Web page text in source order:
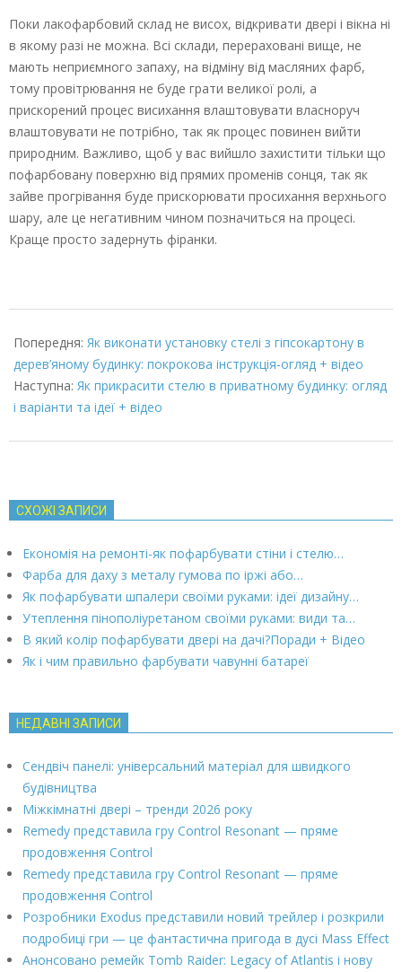
Поки лакофарбовий склад не висох, відкривати двері і вікна ні
в якому разі не можна. Всі склади, перераховані вище, не
мають неприємного запаху, на відміну від масляних фарб,
тому провітрювання не буде грати великої ролі, а
прискорений процес висихання влаштовувати власноруч
влаштовувати не потрібно, так як процес повинен вийти
природним. Важливо, щоб у вас вийшло захистити тільки що
пофарбовану поверхню від прямих променів сонця, так як
зайве прогрівання буде прискорювати просихання верхнього
шару, але це негативним чином позначиться на процесі.
Краще просто задернуть фіранки.
01-
29
Попередня: Як виконати установку стелі з гіпсокартону в
дерев’яному будинку: покрокова інструкція-огляд + відео
Наступна: Як прикрасити стелю в приватному будинку: огляд
і варіанти та ідеї + відео
СХОЖІ ЗАПИСИ
Економія на ремонті-як пофарбувати стіни і стелю…
Фарба для даху з металу гумова по іржі або…
Як пофарбувати шпалери своїми руками: ідеї дизайну…
Утеплення пінополіуретаном своїми руками: види та…
В який колір пофарбувати двері на дачі?Поради + Відео
Як і чим правильно фарбувати чавунні батареї
НЕДАВНІ ЗАПИСИ
Сендвіч панелі: універсальний матеріал для швидкого
будівництва
Міжкімнатні двері – тренди 2026 року
Remedy представила гру Control Resonant — пряме
продовження Control
Remedy представила гру Control Resonant — пряме
продовження Control
Розробники Exodus представили новий трейлер і розкрили
подробиці гри — це фантастична пригода в дусі Mass Effect
Анонсовано ремейк Tomb Raider: Legacy of Atlantis і нову